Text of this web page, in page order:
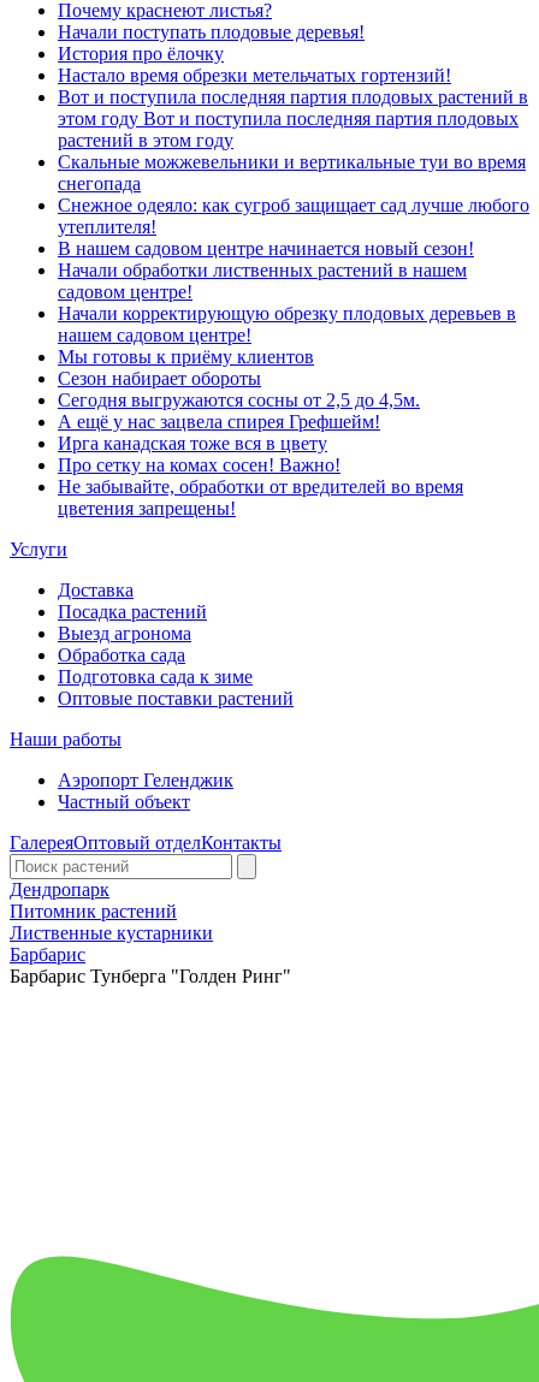
Почему краснеют листья?
Начали поступать плодовые деревья!
История про ёлочку
Настало время обрезки метельчатых гортензий!
Вот и поступила последняя партия плодовых растений в
этом году Вот и поступила последняя партия плодовых
растений в этом году
Скальные можжевельники и вертикальные туи во время
снегопада
Снежное одеяло: как сугроб защищает сад лучше любого
утеплителя!
В нашем садовом центре начинается новый сезон!
Начали обработки лиственных растений в нашем
садовом центре!
Начали корректирующую обрезку плодовых деревьев в
нашем садовом центре!
Мы готовы к приёму клиентов
Сезон набирает обороты
Сегодня выгружаются сосны от 2,5 до 4,5м.
А ещё у нас зацвела спирея Грефшейм!
Ирга канадская тоже вся в цвету
Про сетку на комах сосен! Важно!
Не забывайте, обработки от вредителей во время
цветения запрещены!
Услуги
Доставка
Посадка растений
Выезд агронома
Обработка сада
Подготовка сада к зиме
Оптовые поставки растений
Наши работы
Аэропорт Геленджик
Частный объект
ГалереяОптовый отделКонтакты
Дендропарк
Питомник растений
Лиственные кустарники
Барбарис
Барбарис Тунберга "Голден Ринг"